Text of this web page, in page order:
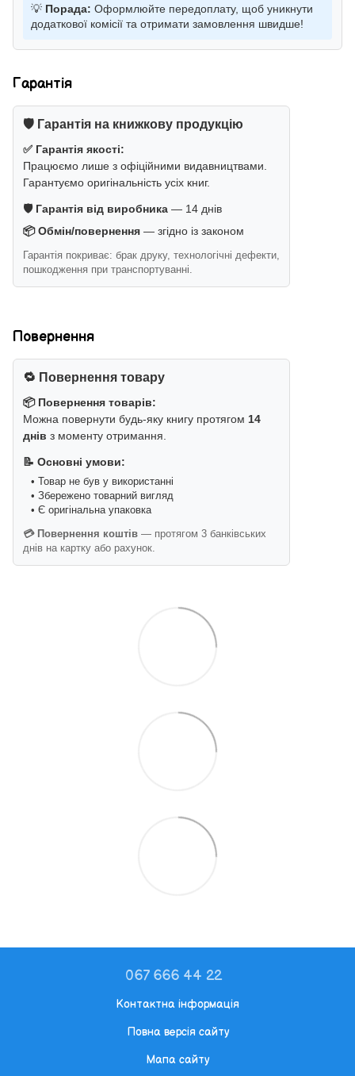
💡 Порада: Оформлюйте передоплату, щоб уникнути
додаткової комісії та отримати замовлення швидше!
Гарантія
🛡️ Гарантія на книжкову продукцію
✅ Гарантія якості:
Працюємо лише з офіційними видавництвами.
Гарантуємо оригінальність усіх книг.
🛡️ Гарантія від виробника — 14 днів
📦 Обмін/повернення — згідно із законом
Гарантія покриває: брак друку, технологічні дефекти,
пошкодження при транспортуванні.
Повернення
🔁 Повернення товару
📦 Повернення товарів:
Можна повернути будь-яку книгу протягом 14
днів з моменту отримання.
📝 Основні умови:
• Товар не був у використанні
• Збережено товарний вигляд
• Є оригінальна упаковка
💳 Повернення коштів — протягом 3 банківських
днів на картку або рахунок.
067 666 44 22
Контактна інформація
Повна версія сайту
Мапа сайту